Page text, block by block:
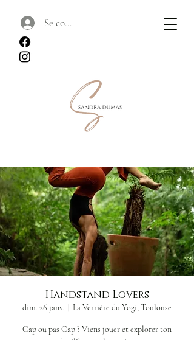
Se connecter
Handstand Lovers
dim. 26 janv. La Verrière du Yogi, Toulouse
Cap ou pas Cap ? Viens jouer et explorer ton